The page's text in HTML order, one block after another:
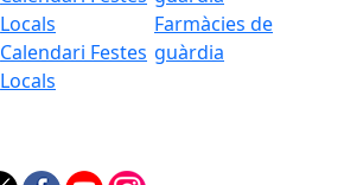
Calendari Festes
Locals
Farmàcies de
guàrdia